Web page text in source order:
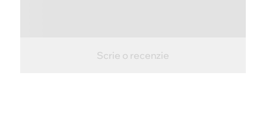
Scrie o recenzie